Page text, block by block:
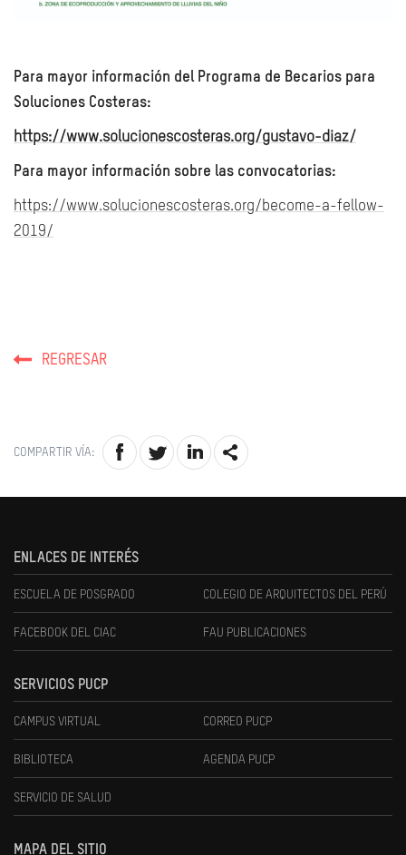
Para mayor información del Programa de Becarios para
Soluciones Costeras:
https://www.solucionescosteras.org/gustavo-diaz/
Para mayor información sobre las convocatorias:
https://www.solucionescosteras.org/become-a-fellow-
2019/
REGRESAR
COMPARTIR VÍA:
ENLACES DE INTERÉS
ESCUELA DE POSGRADO COLEGIO DE ARQUITECTOS DEL PERÚ
FACEBOOK DEL CIAC FAU PUBLICACIONES
SERVICIOS PUCP
CAMPUS VIRTUAL CORREO PUCP
BIBLIOTECA AGENDA PUCP
SERVICIO DE SALUD
MAPA DEL SITIO